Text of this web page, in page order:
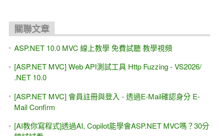
關聯文章
ASP.NET 10.0 MVC 線上教學 免費試聽 教學視頻
[ASP.NET MVC] Web API測試工具 Http Fuzzing - VS2026/
.NET 10.0
[ASP.NET MVC] 會員註冊與登入 - 透過E-Mail確認身分 E-
Mail Confirm
[AI教你寫程式]透過AI, Copilot能學會ASP.NET MVC嗎？30分